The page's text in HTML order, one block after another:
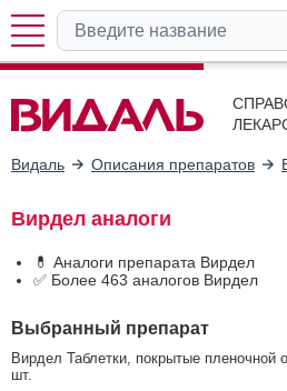
Видаль Описания препаратов
Вирдел аналоги
💊 Аналоги препарата Вирдел
✅ Более 463 аналогов Вирдел
Выбранный препарат
Вирдел Таблетки, покрытые пленочной
шт.